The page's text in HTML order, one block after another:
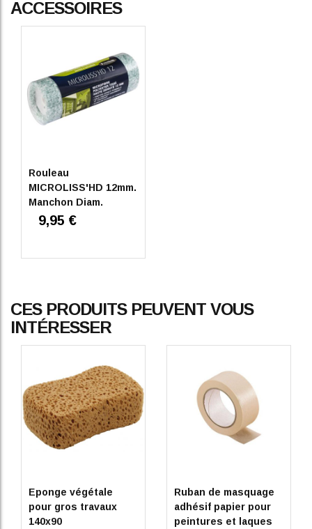
ACCESSOIRES
Rouleau
MICROLISS'HD 12mm.
Manchon Diam.
180mm
9,95 €
CES PRODUITS PEUVENT VOUS
INTÉRESSER
Eponge végétale
pour gros travaux
140x90
Ruban de masquage
adhésif papier pour
peintures et laques